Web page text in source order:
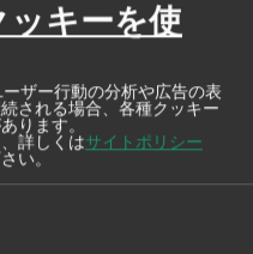
キーを使
ザー行動の分析や広告の表
される場合、各種クッキー
ります。
詳しくはサイトポリシー
い。